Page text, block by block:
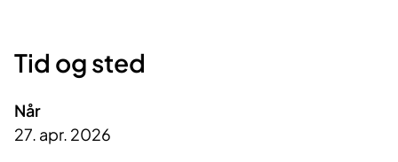
Tid og sted
Når
27. apr. 2026